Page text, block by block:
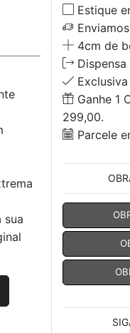
sua
Estique
4cm de
Dispensa
Exclusiva
Ganhe 1
299,00.
Parcele